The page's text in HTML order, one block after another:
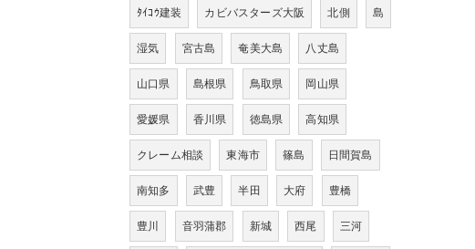
ﾀｲｺｳ建装 カビバスターズ大阪 北側 島
湿気 宮古島 奄美大島 八丈島
山口県 島根県 鳥取県 岡山県
愛媛県 香川県 徳島県 高知県
クレーム相談 東海市 篠島 日間賀島
南知多 武豊 半田 大府 豊橋
豊川 音羽蒲郡 新城 西尾 三河